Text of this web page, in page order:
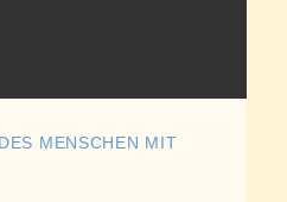
MENSCHEN MIT